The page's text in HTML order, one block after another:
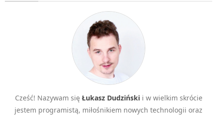
Algorytmy wyszukiwania
Inne
C++
Elementarz Java
Pascal
Cześć! Nazywam się Łukasz Dudzińskii w wielkim skrócie
jestem programistą, miłośnikiem nowych technologii oraz